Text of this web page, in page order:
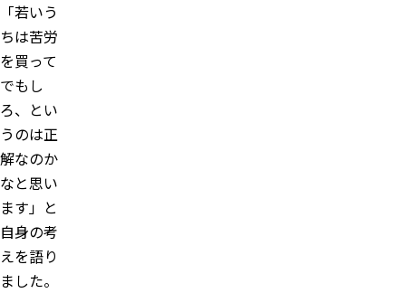
「若いう
ちは苦労
を買って
でもし
ろ、とい
うのは正
解なのか
なと思い
ます」と
自身の考
えを語り
ました。